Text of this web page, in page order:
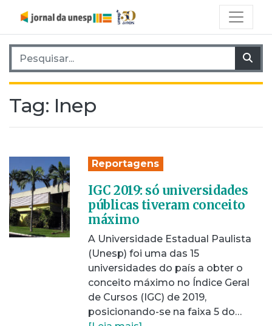
Pesquisar por:
Tag: Inep
Reportagens
IGC 2019: só universidades
públicas tiveram conceito
máximo
A Universidade Estadual Paulista
(Unesp) foi uma das 15
universidades do país a obter o
conceito máximo no Índice Geral
de Cursos (IGC) de 2019,
posicionando-se na faixa 5 do…